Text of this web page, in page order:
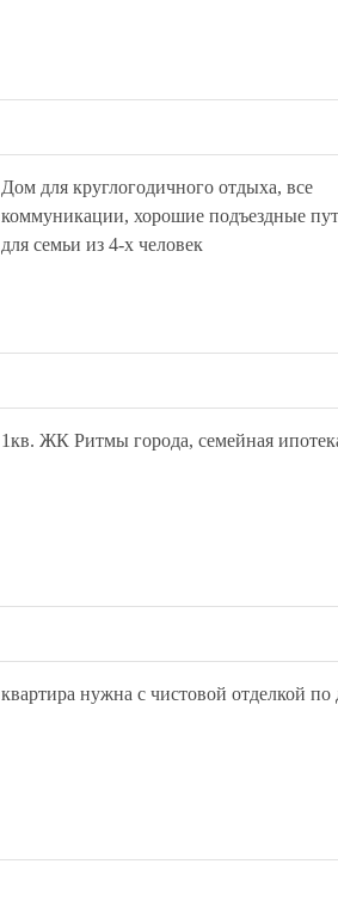
Дом для круглогодичного отдыха, все
коммуникации, хорошие подъездные
для семьи из 4-х человек
1кв. ЖК Ритмы города, семейная
квартира нужна с чистовой отделкой по